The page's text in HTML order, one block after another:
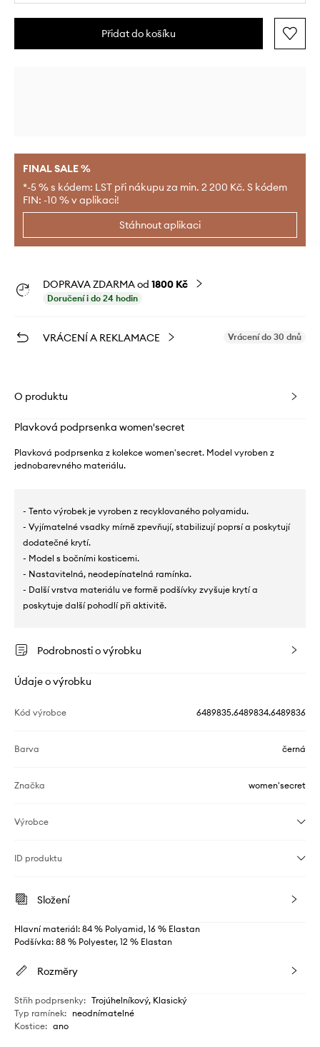
Přidat do košíku
FINAL SALE %
*-5 % s kódem: LST při nákupu za min. 2 200 Kč. S kódem
FIN: -10 % v aplikaci!
Stáhnout aplikaci
DOPRAVA ZDARMA od 1800 Kč
Doručení i do 24 hodin
VRÁCENÍ A REKLAMACE Vrácení do 30 dnů
O produktu
Plavková podprsenka women'secret
Plavková podprsenka z kolekce women'secret. Model vyroben z
jednobarevného materiálu.
- Tento výrobek je vyroben z recyklovaného polyamidu.
- Vyjímatelné vsadky mírně zpevňují, stabilizují poprsí a poskytují
dodatečné krytí.
- Model s bočními kosticemi.
- Nastavitelná, neodepínatelná ramínka.
- Další vrstva materiálu ve formě podšívky zvyšuje krytí a
poskytuje další pohodlí při aktivitě.
Podrobnosti o výrobku
Údaje o výrobku
Kód výrobce 6489835.6489834.6489836
Barva černá
Značka women'secret
Výrobce
ID produktu
Složení
Hlavní materiál: 84 % Polyamid, 16 % Elastan
Podšívka: 88 % Polyester, 12 % Elastan
Rozměry
Střih podprsenky: Trojúhelníkový, Klasický
Typ ramínek: neodnímatelné
Kostice: ano